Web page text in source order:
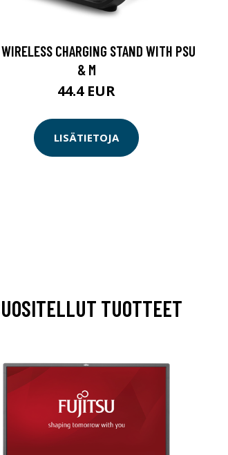
CHARGING STAND WITH PSU
& M
44.4 EUR
LISÄTIETOJA
TUOTTEET